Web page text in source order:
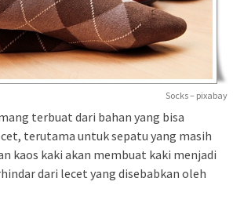
Socks – pixabay
terbuat dari bahan yang bisa
terutama untuk sepatu yang masih
kaos kaki akan membuat kaki menjadi
dari lecet yang disebabkan oleh